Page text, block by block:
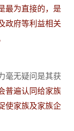
最为直接的，是
政府等利益相关
毫无疑问是其获
普遍认同给家族
使家族及家族企